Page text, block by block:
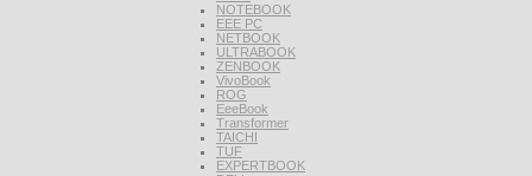
NOTEBOOK
EEE PC
NETBOOK
ULTRABOOK
ZENBOOK
VivoBook
ROG
EeeBook
Transformer
TAICHI
TUF
EXPERTBOOK